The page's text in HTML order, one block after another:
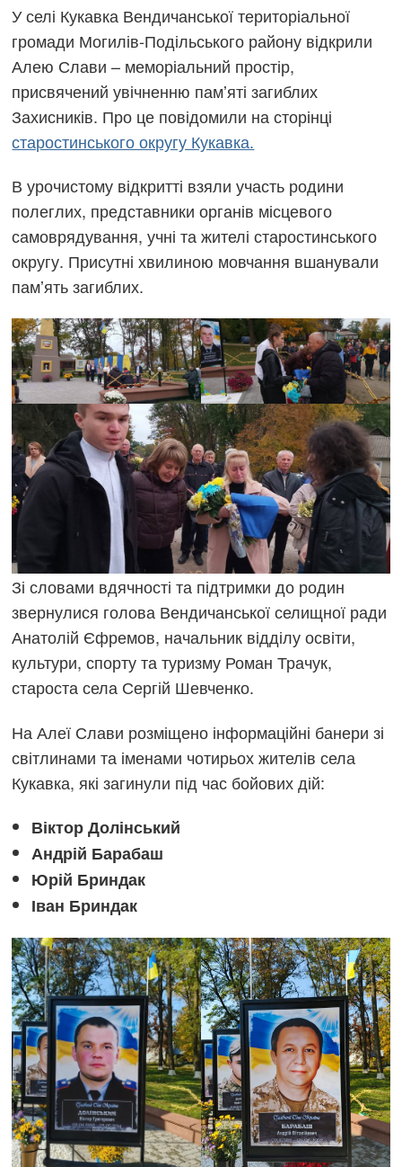
У селі Кукавка Вендичанської територіальної
громади Могилів-Подільського району відкрили
Алею Слави – меморіальний простір,
присвячений увічненню памʼяті загиблих
Захисників. Про це повідомили на сторінці
старостинського округу Кукавка.
В урочистому відкритті взяли участь родини
полеглих, представники органів місцевого
самоврядування, учні та жителі старостинського
округу. Присутні хвилиною мовчання вшанували
памʼять загиблих.
Зі словами вдячності та підтримки до родин
звернулися голова Вендичанської селищної ради
Анатолій Єфремов, начальник відділу освіти,
культури, спорту та туризму Роман Трачук,
староста села Сергій Шевченко.
На Алеї Слави розміщено інформаційні банери зі
світлинами та іменами чотирьох жителів села
Кукавка, які загинули під час бойових дій:
Віктор Долінський
Андрій Барабаш
Юрій Бриндак
Іван Бриндак